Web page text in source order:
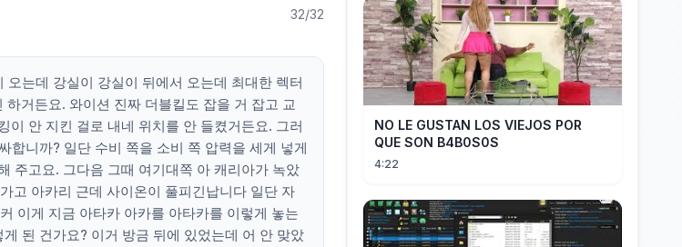
32/32
는데 강실이 강실이 뒤에서 오는데 최대한 렉터
거든요. 와이션 진짜 더블킬도 잡을 거 잡고 교
이 안 지킨 걸로 내네 위치를 안 들켰거든요. 그러
합니까? 일단 수비 쪽을 소비 쪽 압력을 세게 넣게
주고요. 그다음 그때 여기대쪽 아 캐리아가 녹았
고 아카리 근데 사이온이 풀피긴납니다 일단 자
이게 지금 아타카 아카를 아타카를 이렇게 놓는
된 건가요? 이거 방금 뒤에 있었는데 어 안 맞았
NO LE GUSTAN LOS VIEJOS POR
QUE SON B4B0S0S
4:22